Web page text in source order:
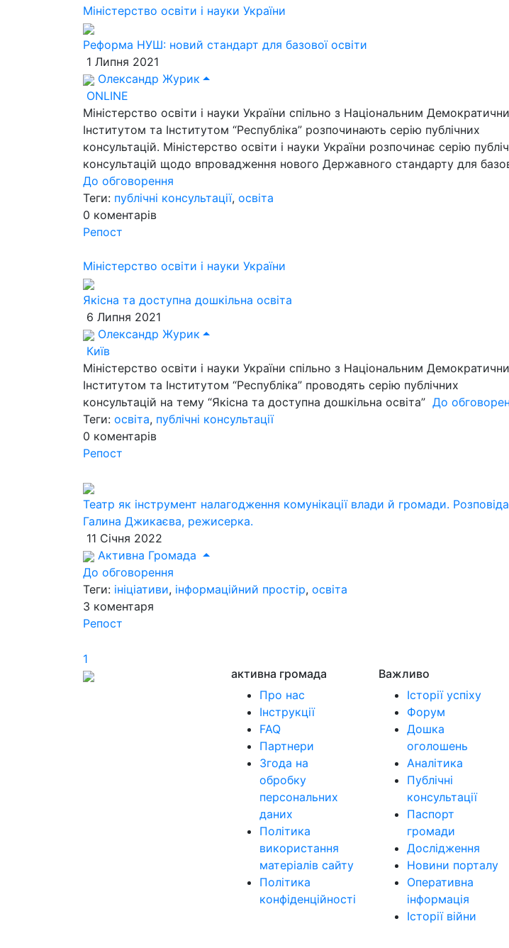
Міністерство освіти і науки України
Реформа НУШ: новий стандарт для базової освіти
1 Липня 2021
Олександр Журик
ONLINE
Міністерство освіти і науки України спільно з Національним
Інститутом та Інститутом “Республіка” розпочинають серію публічних
консультацій. Міністерство освіти і науки України розпочинає серію
консультацій щодо впровадження нового Державного стандарту для
До обговорення
Теги: публічні консультації, освіта
0 коментарів
Репост
Міністерство освіти і науки України
Якісна та доступна дошкільна освіта
6 Липня 2021
Олександр Журик
Київ
Міністерство освіти і науки України спільно з Національним
Інститутом та Інститутом “Республіка” проводять серію публічних
консультацій на тему “Якісна та доступна дошкільна освіта” До
Теги: освіта, публічні консультації
0 коментарів
Репост
Театр як інструмент налагодження комунікації влади й громади.
Галина Джикаєва, режисерка.
11 Січня 2022
Активна Громада
До обговорення
Теги: ініціативи, інформаційний простір, освіта
3 коментаря
Репост
1
активна громада
Про нас
Інструкції
FAQ
Партнери
Згода на
обробку
персональних
даних
Політика
використання
матеріалів сайту
Політика
конфіденційності
Важливо
Історії успіху
Форум
Дошка
оголошень
Аналітика
Публічні
консультації
Паспорт
громади
Дослідження
Новини порталу
Оперативна
інформація
Історії війни